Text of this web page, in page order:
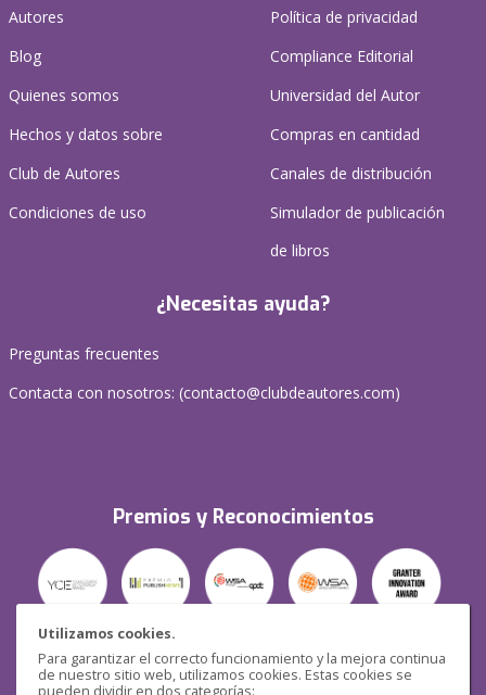
Utilizamos cookies.
Para garantizar el correcto funcionamiento y la mejora continua
de nuestro sitio web, utilizamos cookies. Estas cookies se
pueden dividir en dos categorías:
Autores
Blog
Quienes somos
Hechos y datos sobre
Club de Autores
Condiciones de uso
Política de privacidad
Compliance Editorial
Universidad del Autor
Compras en cantidad
Canales de distribución
Simulador de publicación
de libros
¿Necesitas ayuda?
Preguntas frecuentes
Contacta con nosotros: (contacto@clubdeautores.com)
Premios y Reconocimientos
Seguridad